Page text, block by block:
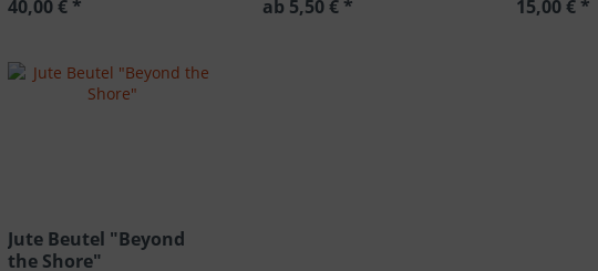
40,00 € * ab 5,50 € * 15,00 € *
Jute Beutel "Beyond
the Shore"